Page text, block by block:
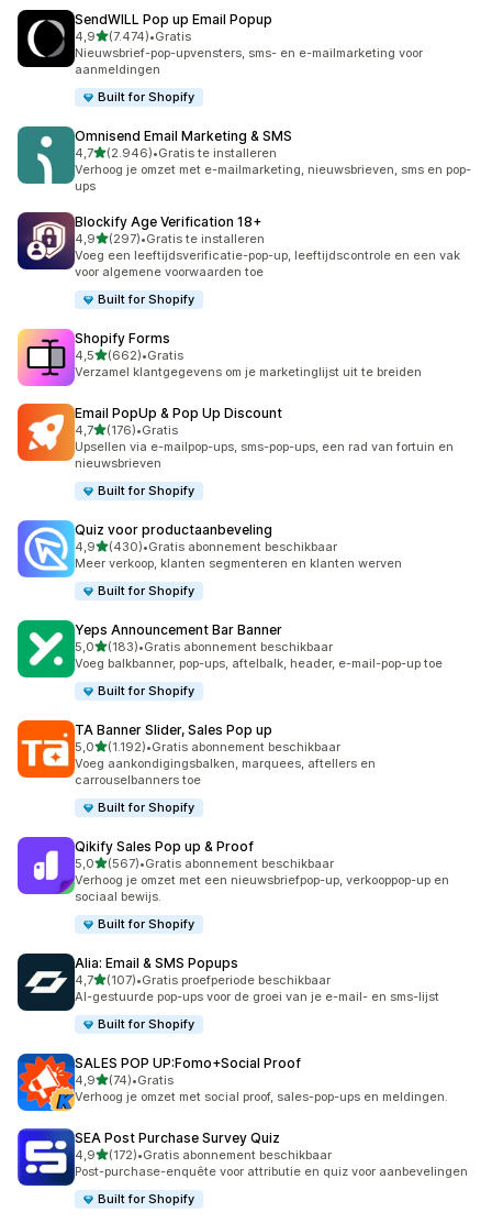
SendWILL Pop up Email Popup
4,9van 5 sterren
(7.474)
7474 recensies in totaal
•Gratis
Nieuwsbrief-pop-upvensters, sms- en e-mailmarketing voor
aanmeldingen
Built for Shopify
Omnisend Email Marketing & SMS
4,7van 5 sterren
(2.946)
2946 recensies in totaal
•Gratis te installeren
Verhoog je omzet met e-mailmarketing, nieuwsbrieven, sms en pop-
ups
Blockify Age Verification 18+
4,9van 5 sterren
(297)
297 recensies in totaal
•Gratis te installeren
Voeg een leeftijdsverificatie-pop-up, leeftijdscontrole en een vak
voor algemene voorwaarden toe
Built for Shopify
Shopify Forms
4,5van 5 sterren
(662)
662 recensies in totaal
•Gratis
Verzamel klantgegevens om je marketinglijst uit te breiden
Email PopUp & Pop Up Discount
4,7van 5 sterren
(176)
176 recensies in totaal
•Gratis
Upsellen via e-mailpop-ups, sms-pop-ups, een rad van fortuin en
nieuwsbrieven
Built for Shopify
Quiz voor productaanbeveling
4,9van 5 sterren
(430)
430 recensies in totaal
•Gratis abonnement beschikbaar
Meer verkoop, klanten segmenteren en klanten werven
Built for Shopify
Yeps Announcement Bar Banner
5,0van 5 sterren
(183)
183 recensies in totaal
•Gratis abonnement beschikbaar
Voeg balkbanner, pop-ups, aftelbalk, header, e-mail-pop-up toe
Built for Shopify
TA Banner Slider, Sales Pop up
5,0van 5 sterren
(1.192)
1192 recensies in totaal
•Gratis abonnement beschikbaar
Voeg aankondigingsbalken, marquees, aftellers en
carrouselbanners toe
Built for Shopify
Qikify Sales Pop up & Proof
5,0van 5 sterren
(567)
567 recensies in totaal
•Gratis abonnement beschikbaar
Verhoog je omzet met een nieuwsbriefpop-up, verkooppop-up en
sociaal bewijs.
Built for Shopify
Alia: Email & SMS Popups
4,7van 5 sterren
(107)
107 recensies in totaal
•Gratis proefperiode beschikbaar
AI-gestuurde pop-ups voor de groei van je e-mail- en sms-lijst
Built for Shopify
SALES POP UP:Fomo+Social Proof
4,9van 5 sterren
(74)
74 recensies in totaal
•Gratis
Verhoog je omzet met social proof, sales-pop-ups en meldingen.
SEA Post Purchase Survey Quiz
4,9van 5 sterren
(172)
172 recensies in totaal
•Gratis abonnement beschikbaar
Post-purchase-enquête voor attributie en quiz voor aanbevelingen
Built for Shopify